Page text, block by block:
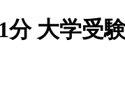
分⼤学受